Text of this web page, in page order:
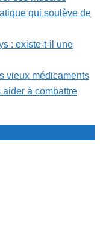
qui soulève de
: existe-t-il une
vieux médicaments
à combattre